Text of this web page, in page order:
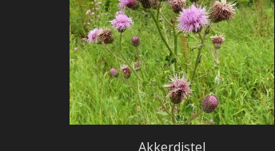
Akkerdistel